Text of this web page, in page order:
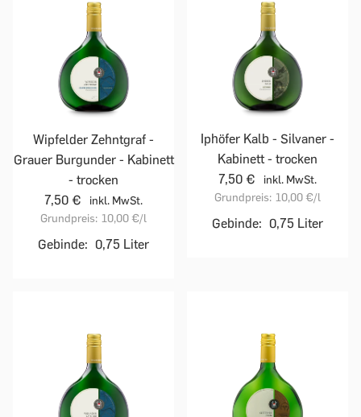
Wipfelder Zehntgraf -
Grauer Burgunder - Kabinett
- trocken
7,50 €
inkl. MwSt.
Grundpreis: 10,00 €/l
Gebinde: 0,75 Liter
Iphöfer Kalb - Silvaner -
Kabinett - trocken
7,50 €
inkl. MwSt.
Grundpreis: 10,00 €/l
Gebinde: 0,75 Liter